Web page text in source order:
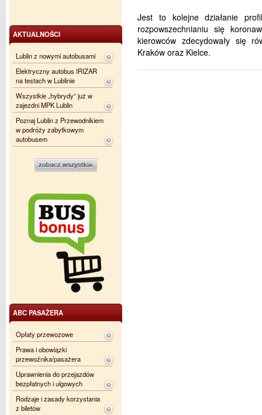
Jest to kolejne działanie
rozpowszechnianiu się
kierowców zdecydowały się
Kraków oraz Kielce.
AKTUALNOŚCI
Lublin z nowymi autobusami
Elektryczny autobus IRIZAR
na testach w Lublinie
Wszystkie „hybrydy” już w
zajezdni MPK Lublin
Poznaj Lublin z Przewodnikiem
w podróży zabytkowym
autobusem
ABC PASAŻERA
Opłaty przewozowe
Prawa i obowiązki
przewoźnika/pasażera
Uprawnienia do przejazdów
bezpłatnych i ulgowych
Rodzaje i zasady korzystania
z biletów